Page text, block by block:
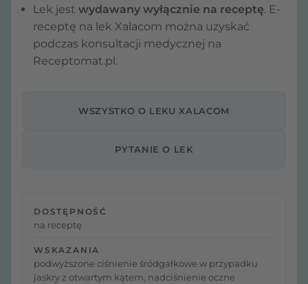
Lek jest wydawany wyłącznie na receptę. E-
receptę na lek Xalacom można uzyskać
podczas konsultacji medycznej na
Receptomat.pl.
WSZYSTKO O LEKU XALACOM
PYTANIE O LEK
DOSTĘPNOŚĆ
na receptę
WSKAZANIA
podwyższone ciśnienie śródgałkowe w przypadku
jaskry z otwartym kątem, nadciśnienie oczne